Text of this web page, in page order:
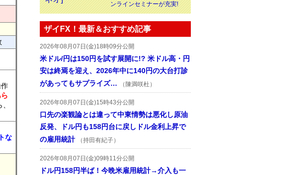
な
ンラインセミナーが充実!
ザイFX！最新＆おすすめ記事
2026年08月07日(金)18時09分公開
米ドル/円は150円を試す展開に!? 米ドル高・円
安は終焉を迎え、2026年中に140円の大台打診
があってもサプライズ…
（陳満咲杜）
2026年08月07日(金)15時43分公開
口先の楽観論とは違って中東情勢は悪化し原油
反発、ドル円も158円台に戻しドル金利上昇で
の雇用統計
（持田有紀子）
2026年08月07日(金)09時11分公開
ドル円158円半ば！今晩米雇用統計→介入も一